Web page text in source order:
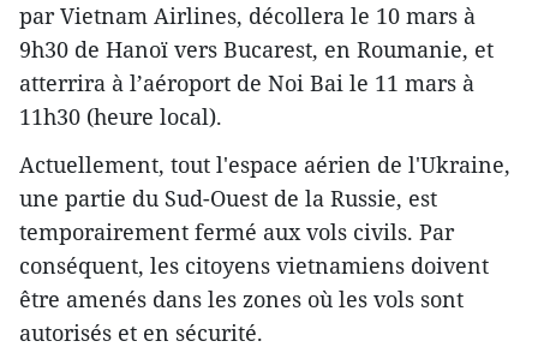
par Vietnam Airlines, décollera le 10 mars à
9h30 de Hanoï vers Bucarest, en Roumanie, et
atterrira à l’aéroport de Noi Bai le 11 mars à
11h30 (heure local).
Actuellement, tout l'espace aérien de l'Ukraine,
une partie du Sud-Ouest de la Russie, est
temporairement fermé aux vols civils. Par
conséquent, les citoyens vietnamiens doivent
être amenés dans les zones où les vols sont
autorisés et en sécurité.